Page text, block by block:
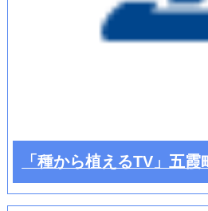
「種から植えるTV」五霞